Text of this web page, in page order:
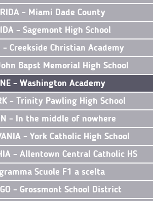
- Miami Dade County
- Sagemont High School
- Creekside Christian Academy
Bapst Memorial High School
- Washington Academy
- Trinity Pawling High School
- In the middle of nowhere
- York Catholic High School
- Allentown Central Catholic HS
Scuole F1 a scelta
- Grossmont School District